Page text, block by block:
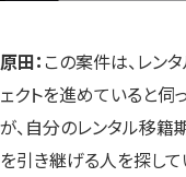
原田： この案件は、レン
ェクトを進めていると伺
が、自分のレンタル移籍
を引き継げる人を探して